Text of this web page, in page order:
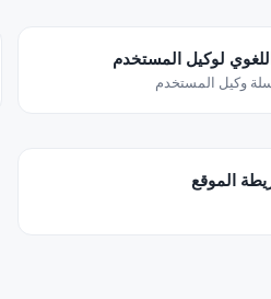
لوكيل المستخدم
وكيل المستخدم
الموقع